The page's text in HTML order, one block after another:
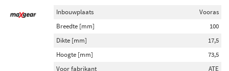
Inbouwplaats
Vooras
Breedte [mm]
100
Dikte [mm]
17,5
Hoogte [mm]
73,5
Voor fabrikant
ATE